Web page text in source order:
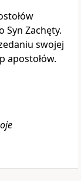
Syn Zachęty.
swojej
apostołów.